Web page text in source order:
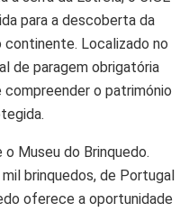
para a descoberta da
continente. Localizado no
de paragem obrigatória
o património
Museu do Brinquedo.
brinquedos, de Portugal
oferece a oportunidade